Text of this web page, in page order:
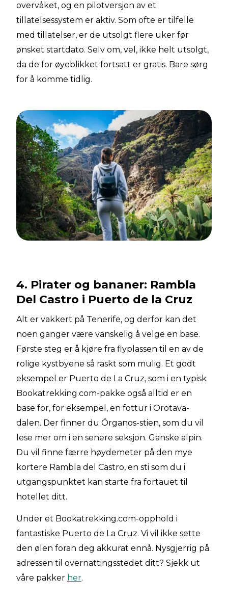
overvåket, og en pilotversjon av et
tillatelsessystem er aktiv. Som ofte er tilfelle
med tillatelser, er de utsolgt flere uker før
ønsket startdato. Selv om, vel, ikke helt utsolgt,
da de for øyeblikket fortsatt er gratis. Bare sørg
for å komme tidlig.
4. Pirater og bananer: Rambla
Del Castro i Puerto de la Cruz
Alt er vakkert på Tenerife, og derfor kan det
noen ganger være vanskelig å velge en base.
Første steg er å kjøre fra flyplassen til en av de
rolige kystbyene så raskt som mulig. Et godt
eksempel er Puerto de La Cruz, som i en typisk
Bookatrekking.com-pakke også alltid er en
base for, for eksempel, en fottur i Orotava-
dalen. Der finner du Órganos-stien, som du vil
lese mer om i en senere seksjon. Ganske alpin.
Du vil finne færre høydemeter på den mye
kortere Rambla del Castro, en sti som du i
utgangspunktet kan starte fra fortauet til
hotellet ditt.
Under et Bookatrekking.com-opphold i
fantastiske Puerto de La Cruz. Vi vil ikke sette
den ølen foran deg akkurat ennå. Nysgjerrig på
adressen til overnattingsstedet ditt? Sjekk ut
våre pakker her.